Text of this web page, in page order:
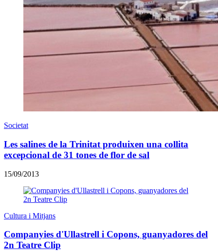
Societat
Les salines de la Trinitat produixen una collita
excepcional de 31 tones de flor de sal
15/09/2013
Cultura i Mitjans
Companyies d'Ullastrell i Copons, guanyadores del
2n Teatre Clip